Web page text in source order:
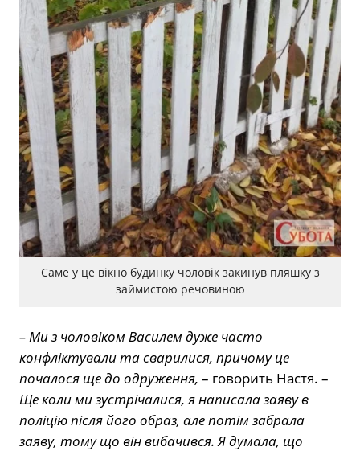
Саме у це вікно будинку чоловік закинув пляшку з
займистою речовиною
– Ми з чоловіком Василем дуже часто
конфліктували та сварилися, причому це
почалося ще до одруження, – говорить Настя. –
Ще коли ми зустрічалися, я написала заяву в
поліцію після його образ, але потім забрала
заяву, тому що він вибачився. Я думала, що